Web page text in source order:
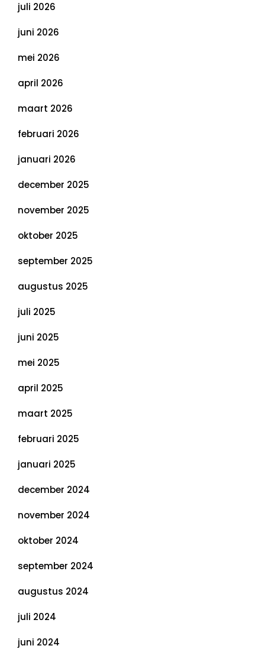
juli 2026
juni 2026
mei 2026
april 2026
maart 2026
februari 2026
januari 2026
december 2025
november 2025
oktober 2025
september 2025
augustus 2025
juli 2025
juni 2025
mei 2025
april 2025
maart 2025
februari 2025
januari 2025
december 2024
november 2024
oktober 2024
september 2024
augustus 2024
juli 2024
juni 2024